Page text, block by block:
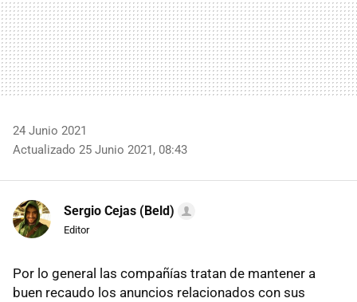
24 Junio 2021
Actualizado 25 Junio 2021, 08:43
Sergio Cejas (Beld)
Editor
Por lo general las compañías tratan de mantener a
buen recaudo los anuncios relacionados con sus